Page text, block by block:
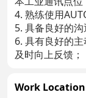
4. 熟练使用
5. 具备良好的沟
6. 具有良好的
及时向上反馈；
Work Location